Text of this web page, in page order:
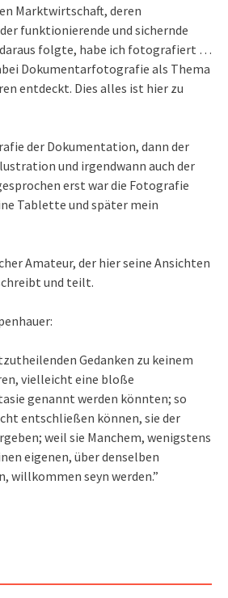
Marktwirtschaft, deren
funktionierende und sichernde
folgte, habe ich fotografiert …
Dokumentarfotografie als Thema
entdeckt. Dies alles ist hier zu
der Dokumentation, dann der
und irgendwann auch der
erst war die Fotografie
Tablette und später mein
Amateur, der hier seine Ansichten
und teilt.
Gedanken zu keinem
vielleicht eine bloße
genannt werden könnten; so
entschließen können, sie der
weil sie Manchem, wenigstens
eigenen, über denselben
willkommen seyn werden.”